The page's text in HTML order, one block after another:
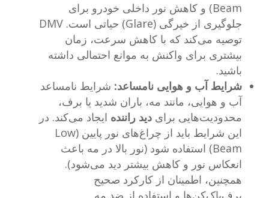
Beam) و کاهش نور داخلی خودرو برای
جلوگیری از خیرگی (Glare) حیاتی است. DMV
توصیه می‌کند که با کاهش سرعت، زمان
بیشتری برای واکنش به موانع احتمالی داشته
باشید.
شرایط آب و هوایی نامساعد: شرایط نامساعد
آب و هوایی، مانند مه، باران شدید یا برف،
محدودیت‌هایی برای دید راننده ایجاد می‌کند. در
این شرایط باید از چراغ‌های نور پایین (Low
Beam) استفاده شود (نور بالا در مه باعث
انعکاس نور و کاهش بیشتر دید می‌شود).
همچنین، اطمینان از کارکرد صحیح
برف‌پاک‌کن‌ها و استفاده از ضد مِه